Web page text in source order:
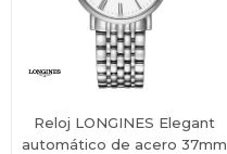
Reloj LONGINES Elegant
automático de acero 37mm